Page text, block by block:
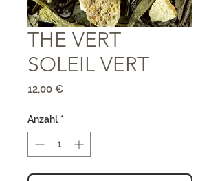
THE VERT
SOLEIL VERT
12,00 €
Anzahl *